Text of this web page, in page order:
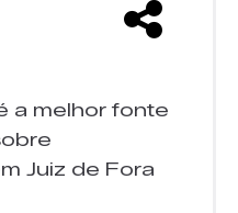
a melhor fonte
Juiz de Fora